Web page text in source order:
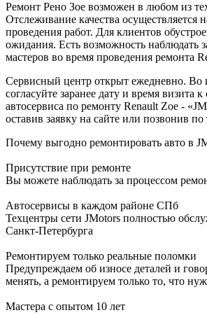
Ремонт Рено Зое возможен в любом из
Отслеживание качества осуществляется
проведения работ. Для клиентов
ожидания. Есть возможность наблюдать
мастеров во время проведения ремонта
Сервисный центр открыт ежедневно. Во
согласуйте заранее дату и время визита
автосервиса по ремонту Renault Zoe -
оставив заявку на сайте или позвонив по
Почему выгодно ремонтировать авто в
Присутствие при ремонте
Вы можете наблюдать за процессом
Автосервисы в каждом районе СПб
Техцентры сети JMotors полностью
Санкт-Петербурга
Ремонтируем только реальные поломки
Предупреждаем об износе деталей и
менять, а ремонтируем только то, что
Мастера с опытом 10 лет